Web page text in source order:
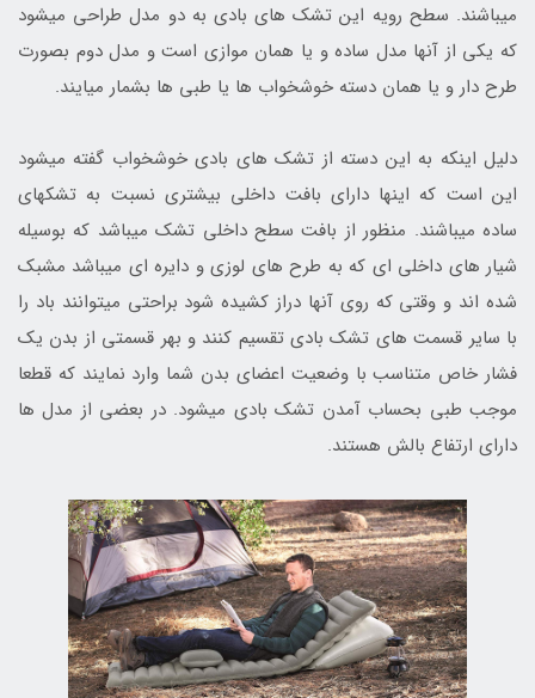
میباشند. سطح رویه این تشک های بادی به دو مدل طراحی میشود
که یکی از آنها مدل ساده و یا همان موازی است و مدل دوم بصورت
طرح دار و یا همان دسته خوشخواب ها یا طبی ها بشمار میایند.
دلیل اینکه به این دسته از تشک های بادی خوشخواب گفته میشود
این است که اینها دارای بافت داخلی بیشتری نسبت به تشکهای
ساده میباشند. منظور از بافت سطح داخلی تشک میباشد که بوسیله
شیار های داخلی ای که به طرح های لوزی و دایره ای میباشد مشبک
شده اند و وقتی که روی آنها دراز کشیده شود براحتی میتوانند باد را
با سایر قسمت های تشک بادی تقسیم کنند و بهر قسمتی از بدن یک
فشار خاص متناسب با وضعیت اعضای بدن شما وارد نمایند که قطعا
موجب طبی بحساب آمدن تشک بادی میشود. در بعضی از مدل ها
دارای ارتفاع بالش هستند.